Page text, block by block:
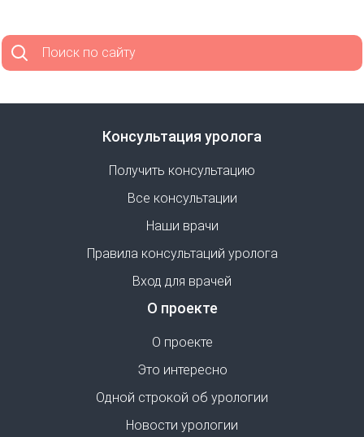
Поиск по сайту
Консультация уролога
Получить консультацию
Все консультации
Наши врачи
Правила консультаций уролога
Вход для врачей
О проекте
О проекте
Это интересно
Одной строкой об урологии
Новости урологии